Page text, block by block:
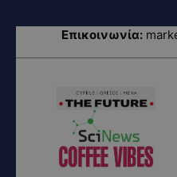
Επικοινωνία: